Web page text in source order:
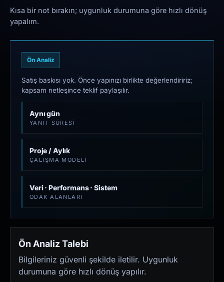
Kısa bir not bırakın; uygunluk durumuna göre hızlı dönüş
yapalım.
Ön Analiz
Satış baskısı yok. Önce yapınızı birlikte değerlendiririz;
kapsam netleşince teklif paylaşılır.
Aynı gün
YANIT SÜRESI
Proje / Aylık
ÇALIŞMA MODELI
Veri · Performans · Sistem
ODAK ALANLARI
Ön Analiz Talebi
Bilgileriniz güvenli şekilde iletilir. Uygunluk
durumuna göre hızlı dönüş yapılır.